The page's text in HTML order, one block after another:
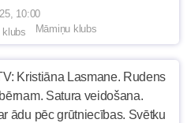
10:00
Māmiņu klubs
Kristiāna Lasmane. Rudens
Satura veidošana.
ādu pēc grūtniecības. Svētku